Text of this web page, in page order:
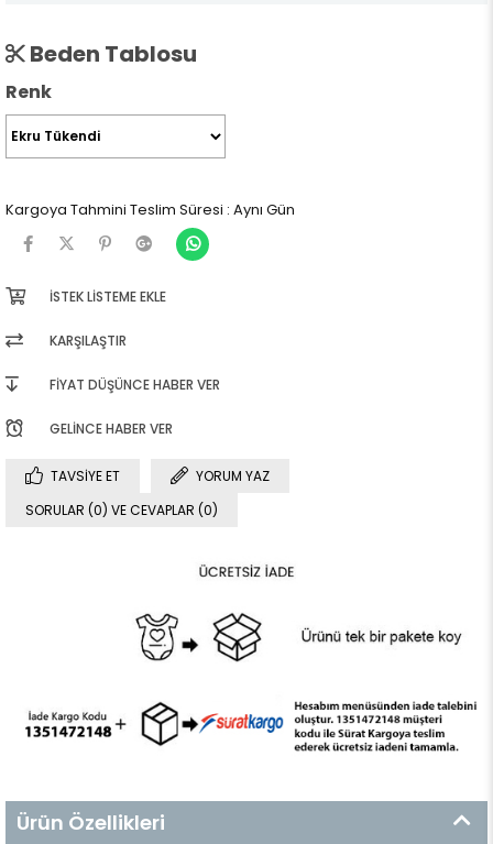
Beden Tablosu
Renk
Kargoya Tahmini Teslim Süresi : Aynı Gün
İSTEK LISTEME EKLE
KARŞILAŞTIR
FIYAT DÜŞÜNCE HABER VER
GELINCE HABER VER
TAVSIYE ET
YORUM YAZ
SORULAR (0) VE CEVAPLAR (0)
Ürün Özellikleri